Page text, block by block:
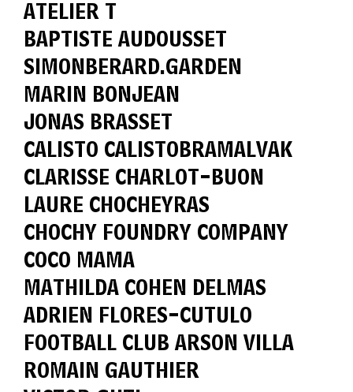
ATELIER T
BAPTISTE AUDOUSSET
SIMONBERARD.GARDEN
MARIN BONJEAN
JONAS BRASSET
CALISTO CALISTOBRAMALVAK
CLARISSE CHARLOT-BUON
LAURE CHOCHEYRAS
CHOCHY FOUNDRY COMPANY
COCO MAMA
MATHILDA COHEN DELMAS
ADRIEN FLORES-CUTULO
FOOTBALL CLUB ARSON VILLA
ROMAIN GAUTHIER